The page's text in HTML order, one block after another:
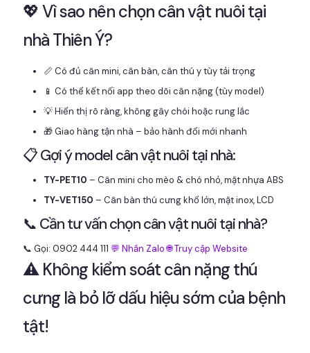
💖 Vì sao nên chọn cân vật nuôi tại
nhà Thiên Ý?
📏 Có đủ cân mini, cân bàn, cân thú y tùy tải trọng
📱 Có thể kết nối app theo dõi cân nặng (tùy model)
💡 Hiển thị rõ ràng, không gây chói hoặc rung lắc
🎁 Giao hàng tận nhà – bảo hành đổi mới nhanh
📋 Gợi ý model cân vật nuôi tại nhà:
TY-PET10 – Cân mini cho mèo & chó nhỏ, mặt nhựa ABS
TY-VET150 – Cân bàn thú cưng khổ lớn, mặt inox, LCD
📞 Cần tư vấn chọn cân vật nuôi tại nhà?
📞 Gọi: 0902 444 111 💬 Nhắn Zalo🌐 Truy cập Website
⚠️ Không kiểm soát cân nặng thú
cưng là bỏ lỡ dấu hiệu sớm của bệnh
tật!